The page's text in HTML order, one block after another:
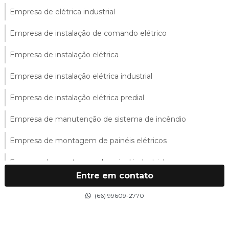
Empresa de elétrica industrial
Empresa de instalação de comando elétrico
Empresa de instalação elétrica
Empresa de instalação elétrica industrial
Empresa de instalação elétrica predial
Empresa de manutenção de sistema de incêndio
Empresa de montagem de painéis elétricos
Empresa de montagem de painel industrial
Entre em contato
(66) 99609-2770